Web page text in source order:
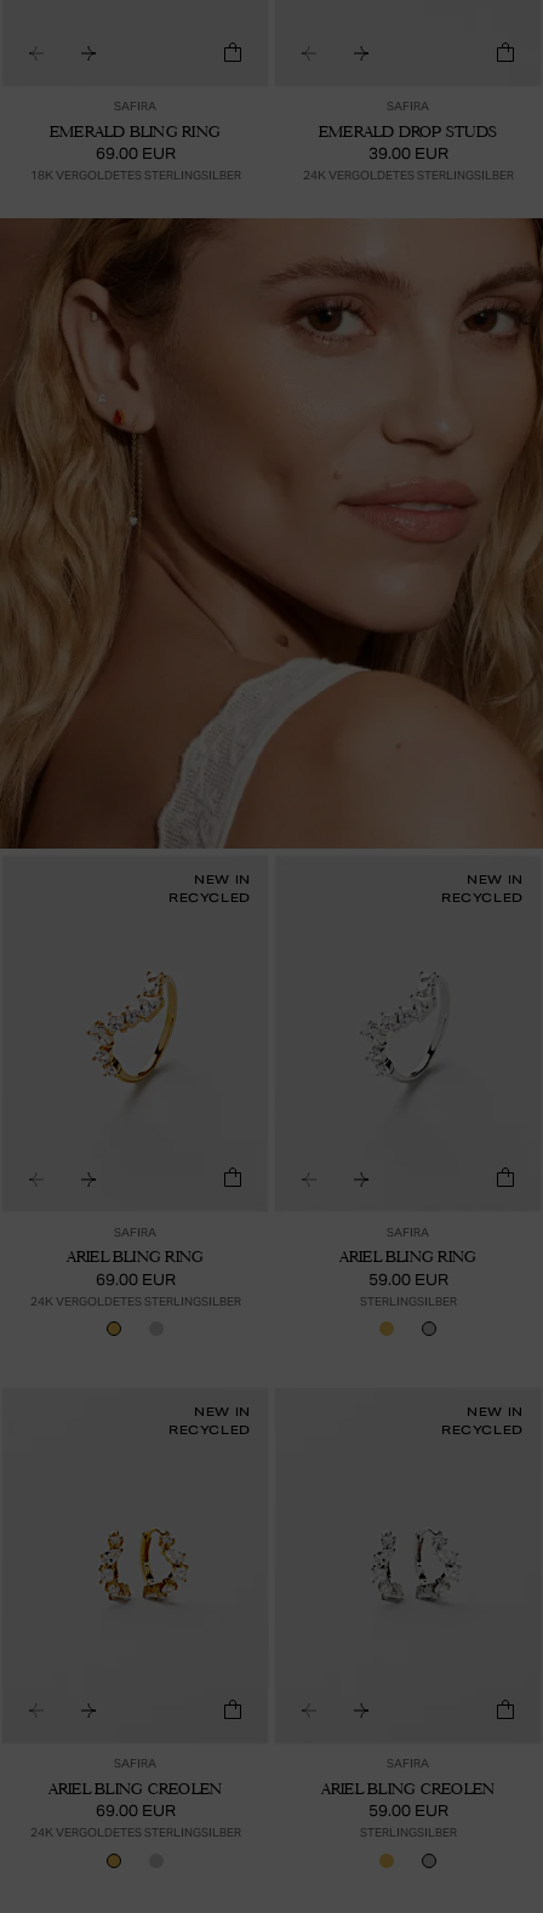
SAFIRA
EMERALD BLING RING
69.00 EUR
18K VERGOLDETES STERLINGSILBER
SAFIRA
EMERALD DROP STUDS
39.00 EUR
24K VERGOLDETES STERLINGSILBER
NEW IN
RECYCLED
SAFIRA
ARIEL BLING RING
69.00 EUR
24K VERGOLDETES STERLINGSILBER
NEW IN
RECYCLED
SAFIRA
ARIEL BLING RING
59.00 EUR
STERLINGSILBER
NEW IN
RECYCLED
SAFIRA
ARIEL BLING CREOLEN
69.00 EUR
24K VERGOLDETES STERLINGSILBER
NEW IN
RECYCLED
SAFIRA
ARIEL BLING CREOLEN
59.00 EUR
STERLINGSILBER